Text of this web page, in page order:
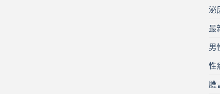
泌
最
男
性
臉